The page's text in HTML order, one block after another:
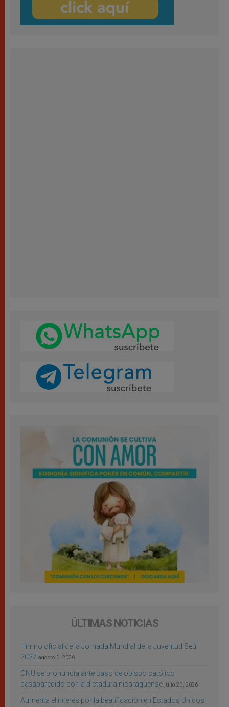
ÚLTIMAS NOTICIAS
Himno oficial de la Jornada Mundial de la Juventud Seúl
2027 agosto 3, 2026
ONU se pronuncia ante caso de obispo católico
desaparecido por la dictadura nicaragüense julio 25, 2026
Aumenta el interés por la beatificación en Estados Unidos